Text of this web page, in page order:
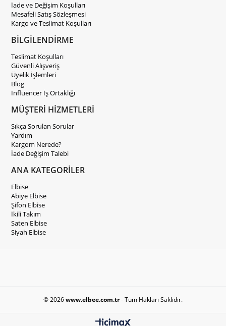
İade ve Değişim Koşulları
Mesafeli Satış Sözleşmesi
Kargo ve Teslimat Koşulları
BİLGİLENDİRME
Teslimat Koşulları
Güvenli Alışveriş
Üyelik İşlemleri
Blog
İnfluencer İş Ortaklığı
MÜŞTERİ HİZMETLERİ
Sıkça Sorulan Sorular
Yardım
Kargom Nerede?
İade Değişim Talebi
ANA KATEGORİLER
Elbise
Abiye Elbise
Şifon Elbise
İkili Takım
Saten Elbise
Siyah Elbise
© 2026www.elbee.com.tr- Tüm Hakları Saklıdır.